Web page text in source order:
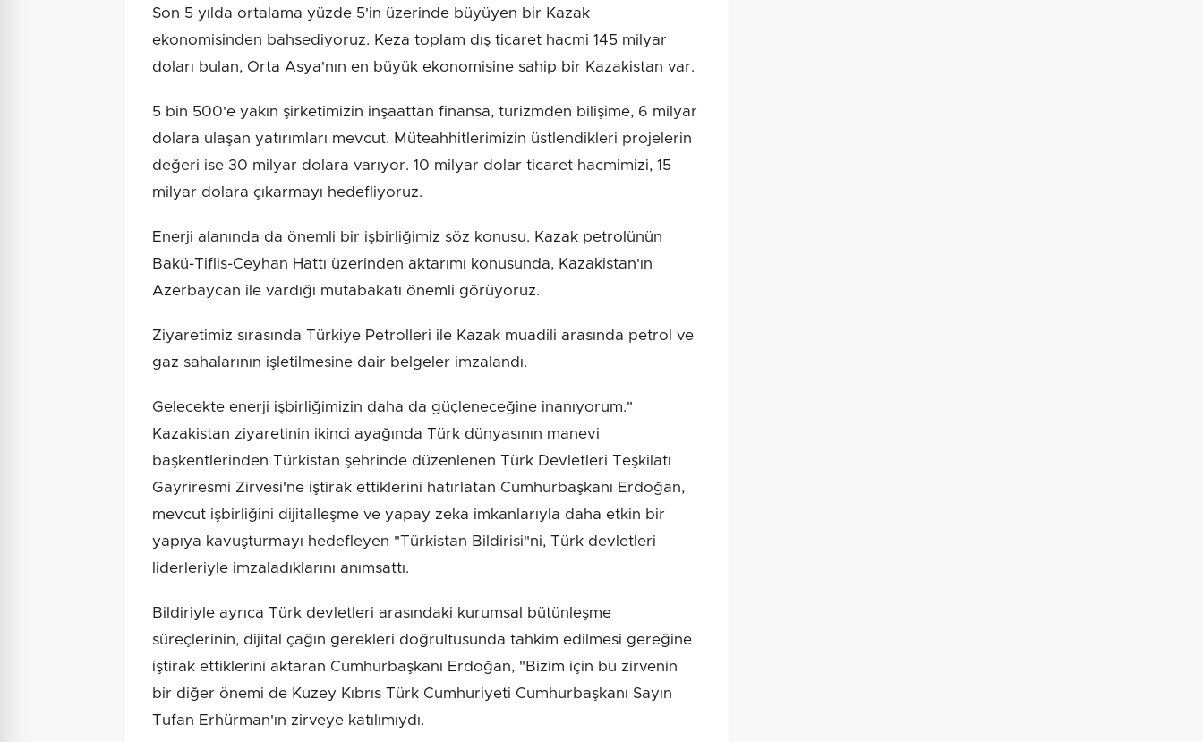
Son 5 yılda ortalama yüzde 5'in üzerinde büyüyen bir Kazak
ekonomisinden bahsediyoruz. Keza toplam dış ticaret hacmi 145 milyar
doları bulan, Orta Asya'nın en büyük ekonomisine sahip bir Kazakistan var.
5 bin 500'e yakın şirketimizin inşaattan finansa, turizmden bilişime, 6 milyar
dolara ulaşan yatırımları mevcut. Müteahhitlerimizin üstlendikleri projelerin
değeri ise 30 milyar dolara varıyor. 10 milyar dolar ticaret hacmimizi, 15
milyar dolara çıkarmayı hedefliyoruz.
Enerji alanında da önemli bir işbirliğimiz söz konusu. Kazak petrolünün
Bakü-Tiflis-Ceyhan Hattı üzerinden aktarımı konusunda, Kazakistan'ın
Azerbaycan ile vardığı mutabakatı önemli görüyoruz.
Ziyaretimiz sırasında Türkiye Petrolleri ile Kazak muadili arasında petrol ve
gaz sahalarının işletilmesine dair belgeler imzalandı.
Gelecekte enerji işbirliğimizin daha da güçleneceğine inanıyorum."
Kazakistan ziyaretinin ikinci ayağında Türk dünyasının manevi
başkentlerinden Türkistan şehrinde düzenlenen Türk Devletleri Teşkilatı
Gayriresmi Zirvesi'ne iştirak ettiklerini hatırlatan Cumhurbaşkanı Erdoğan,
mevcut işbirliğini dijitalleşme ve yapay zeka imkanlarıyla daha etkin bir
yapıya kavuşturmayı hedefleyen "Türkistan Bildirisi"ni, Türk devletleri
liderleriyle imzaladıklarını anımsattı.
Bildiriyle ayrıca Türk devletleri arasındaki kurumsal bütünleşme
süreçlerinin, dijital çağın gerekleri doğrultusunda tahkim edilmesi gereğine
iştirak ettiklerini aktaran Cumhurbaşkanı Erdoğan, "Bizim için bu zirvenin
bir diğer önemi de Kuzey Kıbrıs Türk Cumhuriyeti Cumhurbaşkanı Sayın
Tufan Erhürman'ın zirveye katılımıydı.